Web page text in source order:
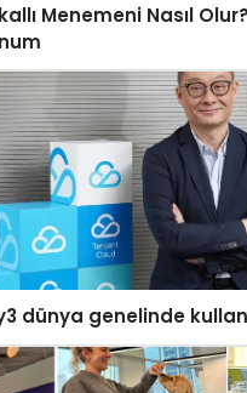
Menemeni Nasıl
dünya genelinde